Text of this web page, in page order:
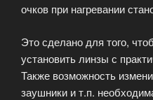
очков при нагревании
Это сделано для того,
установить линзы с
Также возможность
заушники и т.п.